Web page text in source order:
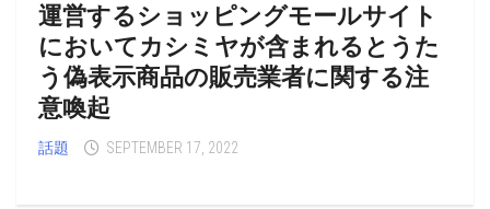
運営するショッピングモールサイト
においてカシミヤが含まれるとうた
う偽表示商品の販売業者に関する注
意喚起
話題 SEPTEMBER 17, 2022